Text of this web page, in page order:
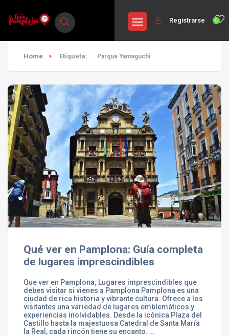
0
Registrarse
Home Etiqueta: Parque Yamaguchi
Qué ver en Pamplona: Guía completa
de lugares imprescindibles
Que ver en Pamplona; Lugares imprescindibles que
debes visitar si vienes a Pamplona Pamplona es una
ciudad de rica historia y vibrante cultura. Ofrece a los
visitantes una variedad de lugares emblemáticos y
experiencias inolvidables. Desde la icónica Plaza del
Castillo hasta la majestuosa Catedral de Santa María
la Real, cada rincón tiene su encanto. …